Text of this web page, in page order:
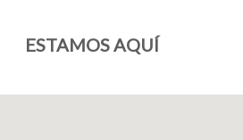
ESTAMOS AQUÍ